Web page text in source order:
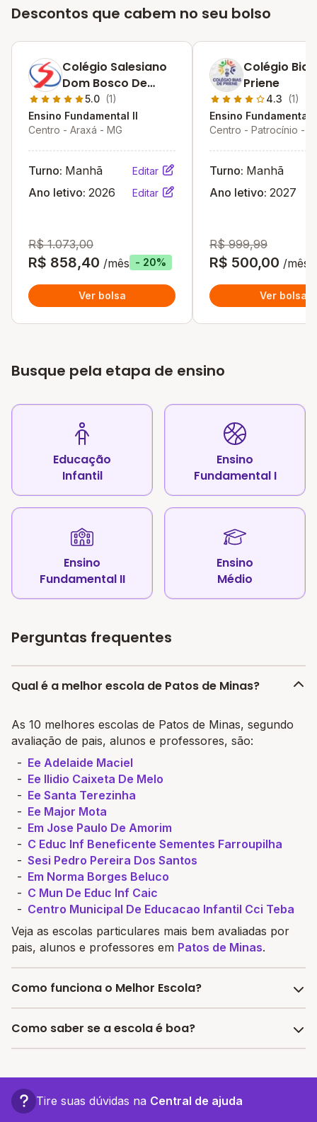
Descontos que cabem no seu bolso
Colégio Salesiano
Dom Bosco De
Araxá
5.0 (1)
Ensino Fundamental II
Centro - Araxá - MG
Turno: Manhã Editar
Ano letivo: 2026 Editar
R$ 1.073,00
R$ 858,40 /mês - 20%
Ver bolsa
Colégio
Priene
4.3 (1)
Ensino Fundamental
Centro - Patrocínio -
Turno: Manhã
Ano letivo: 2027
R$ 999,99
R$ 500,00 /mês
Ver bolsa
Busque pela etapa de ensino
Educação
Infantil
Ensino
Fundamental I
Ensino
Fundamental II
Ensino
Médio
Perguntas frequentes
Qual é a melhor escola de Patos de Minas?
As 10 melhores escolas de Patos de Minas, segundo
avaliação de pais, alunos e professores, são:
Ee Adelaide Maciel
Ee Ilidio Caixeta De Melo
Ee Santa Terezinha
Ee Major Mota
Em Jose Paulo De Amorim
C Educ Inf Beneficente Sementes Farroupilha
Sesi Pedro Pereira Dos Santos
Em Norma Borges Beluco
C Mun De Educ Inf Caic
Centro Municipal De Educacao Infantil Cci Teba
Veja as escolas particulares mais bem avaliadas por
pais, alunos e professores em Patos de Minas.
Como funciona o Melhor Escola?
O site Melhor Escola é o maior buscador de escolas
uma instituição de ensino básico. Além disso, com o
intuito de facilitar o acesso à educação particular,
criamos o Programa de Bolsa Melhor Escola.
Como saber se a escola é boa?
pesquisas, depoimentos de pais e alunos. Observe as
instalações e recursos disponíveis, como laboratórios,
Tire suas dúvidas na Central de ajuda